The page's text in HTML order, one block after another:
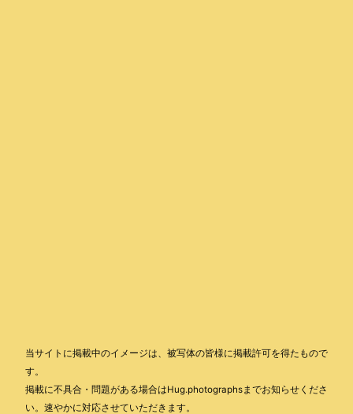
当サイトに掲載中のイメージは、被写体の皆様に掲載許可を得たもので
す。
掲載に不具合・問題がある場合はHug.photographsまでお知らせくださ
い。速やかに対応させていただきます。